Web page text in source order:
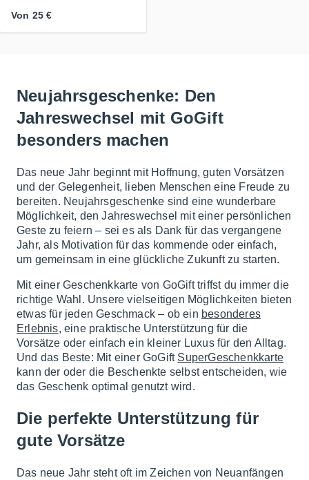
Von 25 €
Neujahrsgeschenke: Den
Jahreswechsel mit GoGift
besonders machen
Das neue Jahr beginnt mit Hoffnung, guten Vorsätzen
und der Gelegenheit, lieben Menschen eine Freude zu
bereiten. Neujahrsgeschenke sind eine wunderbare
Möglichkeit, den Jahreswechsel mit einer persönlichen
Geste zu feiern – sei es als Dank für das vergangene
Jahr, als Motivation für das kommende oder einfach,
um gemeinsam in eine glückliche Zukunft zu starten.
Mit einer Geschenkkarte von GoGift triffst du immer die
richtige Wahl. Unsere vielseitigen Möglichkeiten bieten
etwas für jeden Geschmack – ob ein besonderes
Erlebnis, eine praktische Unterstützung für die
Vorsätze oder einfach ein kleiner Luxus für den Alltag.
Und das Beste: Mit einer GoGift SuperGeschenkkarte
kann der oder die Beschenkte selbst entscheiden, wie
das Geschenk optimal genutzt wird.
Die perfekte Unterstützung für
gute Vorsätze
Das neue Jahr steht oft im Zeichen von Neuanfängen